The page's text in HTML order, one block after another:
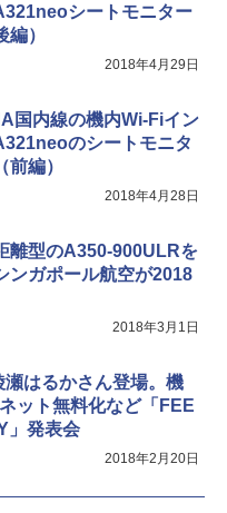
シートモニター
）
2018年4月29日
国内線の機内Wi-Fiイン
のシートモニタ
編）
2018年4月28日
離型のA350-900ULRを
ンガポール航空が2018
2018年3月1日
はるかさん登場。機
ット無料化など「FEE
」発表会
2018年2月20日